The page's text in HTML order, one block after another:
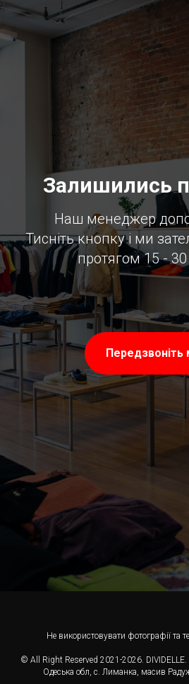
Залишились
Наш менеджер
Тисніть кнопку і ми
протягом 15 -
Передзвоніть
Не використовувати фотографії та
© All Right Reserved 2021-2026. DIVIDELLE.
Одеська обл, с. Лиманка, масив